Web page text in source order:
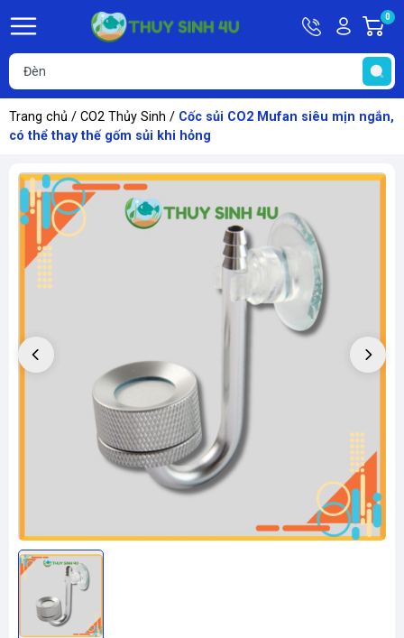
HotlineTài
khoản
Hello,
Khách
0
Trang chủ / CO2 Thủy Sinh / Cốc sủi CO2 Mufan siêu mịn ngắn,
có thể thay thế gốm sủi khi hỏng